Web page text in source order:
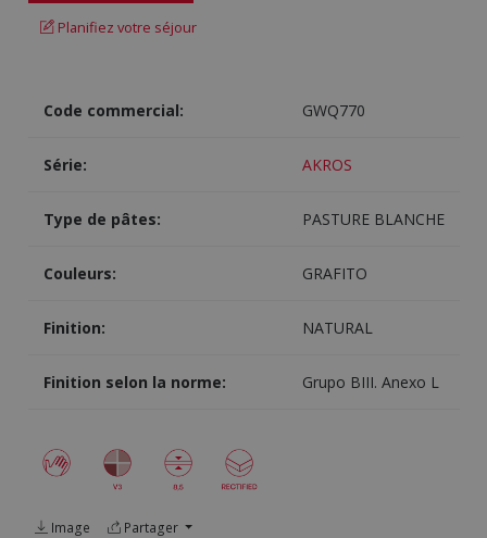
Planifiez votre séjour
Code commercial: GWQ770
Série: AKROS
Type de pâtes: PASTURE BLANCHE
Couleurs: GRAFITO
Finition: NATURAL
Finition selon la norme: Grupo BIII. Anexo L
Image Partager